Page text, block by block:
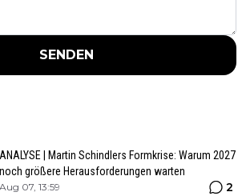
SENDEN
ANALYSE | Martin Schindlers Formkrise: Warum 2027
noch größere Herausforderungen warten
Aug 07, 13:59 2